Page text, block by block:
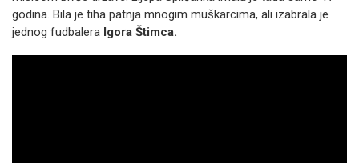
godina. Bila je tiha patnja mnogim muškarcima, ali izabrala je
jednog fudbalera Igora Štimca.